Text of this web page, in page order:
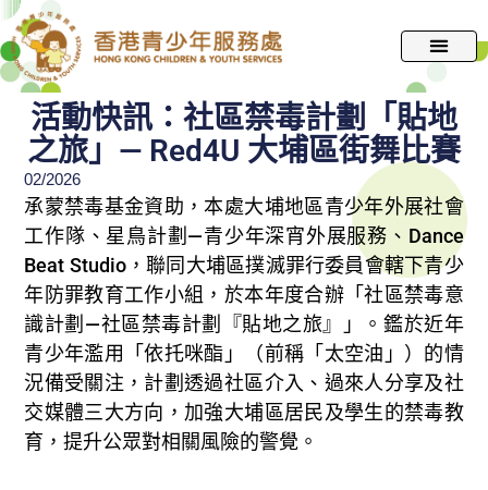
跳
至
主
活動快訊：社區禁毒計劃「貼地
之旅」— Red4U 大埔區街舞比賽
02/2026
承蒙禁毒基金資助，本處大埔地區青少年外展社會
工作隊、星鳥計劃—青少年深宵外展服務、Dance
Beat Studio，聯同大埔區撲滅罪行委員會轄下青少
年防罪教育工作小組，於本年度合辦「社區禁毒意
識計劃—社區禁毒計劃『貼地之旅』」。鑑於近年
青少年濫用「依托咪酯」（前稱「太空油」）的情
況備受關注，計劃透過社區介入、過來人分享及社
交媒體三大方向，加強大埔區居民及學生的禁毒教
育，提升公眾對相關風險的警覺。​